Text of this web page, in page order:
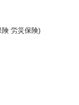
フより早く帰
いサポートがあった
パート勤務のスタッ
ージャー/男性）
◎︕
れば、何歳になって
険 労災保険)